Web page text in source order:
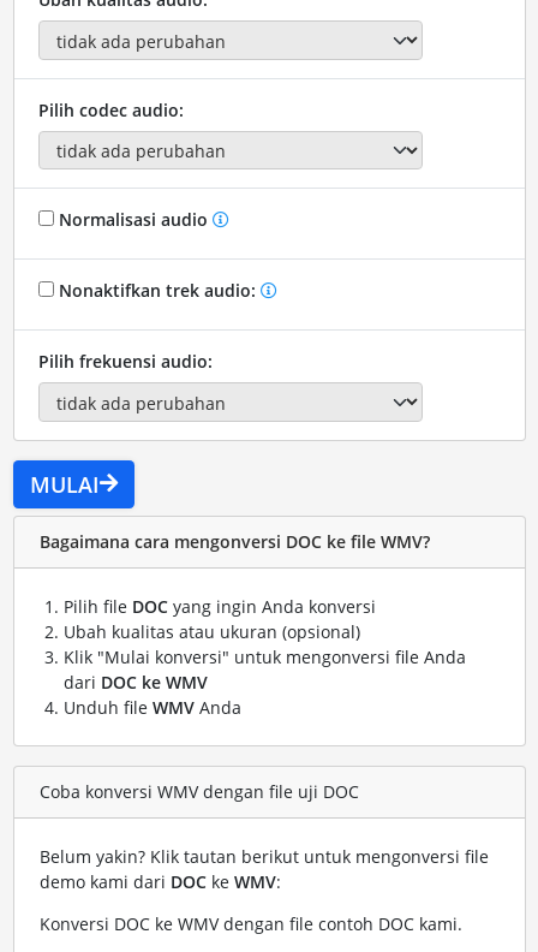
Pilih codec audio:
Normalisasi audio
Nonaktifkan trek audio:
Pilih frekuensi audio:
MULAI
Bagaimana cara mengonversi DOC ke file WMV?
Pilih file DOCyang ingin Anda konversi
Ubah kualitas atau ukuran (opsional)
Klik "Mulai konversi" untuk mengonversi file Anda
dari DOC ke WMV
Unduh file WMVAnda
Coba konversi WMV dengan file uji DOC
Belum yakin? Klik tautan berikut untuk mengonversi file
demo kami dari DOCke WMV:
Konversi DOC ke WMV dengan file contoh DOC kami.